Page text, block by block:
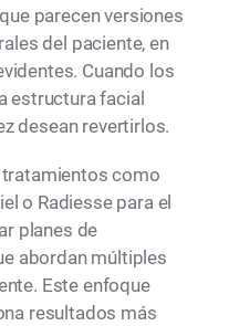
parecen versiones
del paciente, en
Cuando los
estructura facial
desean revertirlos.
como
o Radiesse para el
planes de
abordan múltiples
Este enfoque
resultados más